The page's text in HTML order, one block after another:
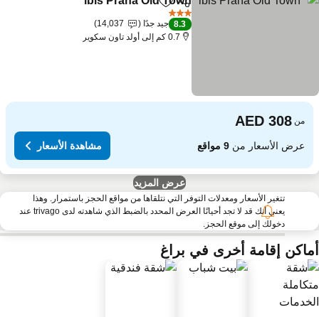
مشاركةAdd to favorites
8.3 جيد جدًا
14,037
0.7 كم إلى أولد تاون سكوير
من
عرض الأسعار من9 مواقع مشاهدة الأسعار
عرض المزيد
تتغير الأسعار ومعدلات التوفر التي نتلقاها من مواقع الحجز باستمرار. وهذا
يعني أنك قد لا تجد أحيانًا العرض المحدد بالضبط الذي شاهدته لدى trivago عند
دخولك إلى موقع الحجز.
إقامة أخرى في براغ